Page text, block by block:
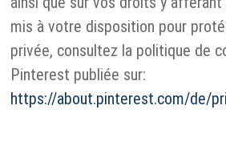
mis à votre disposition pour
privée, consultez la politique de
Pinterest publiée sur:
https://about.pinterest.com/de/